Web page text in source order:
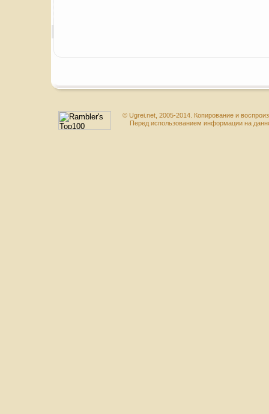
© Ugrei.net, 2005-2014. Копирование и
Перед использованием информации на